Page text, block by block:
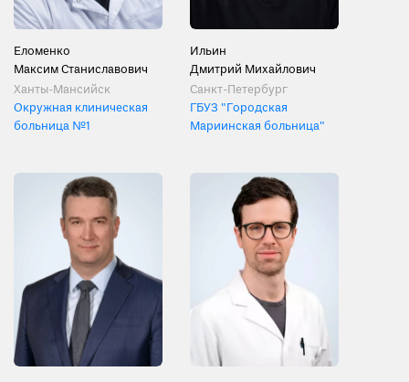
Еломенко
Максим Станиславович
Ханты-Мансийск
Окружная клиническая
больница №1
Ильин
Дмитрий Михайлович
Санкт-Петербург
ГБУЗ "Городская
Мариинская больница"